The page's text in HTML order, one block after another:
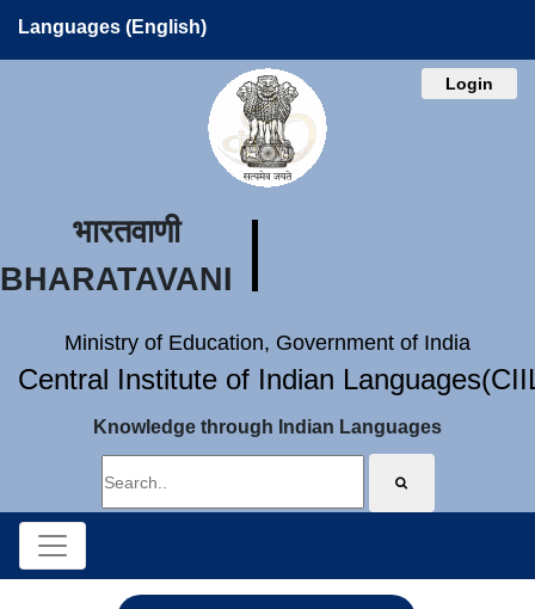
Languages (English)
Login
भारतवाणी
BHARATAVANI
Ministry of Education, Government of India
Central Institute of Indian
Knowledge through Indian Languages